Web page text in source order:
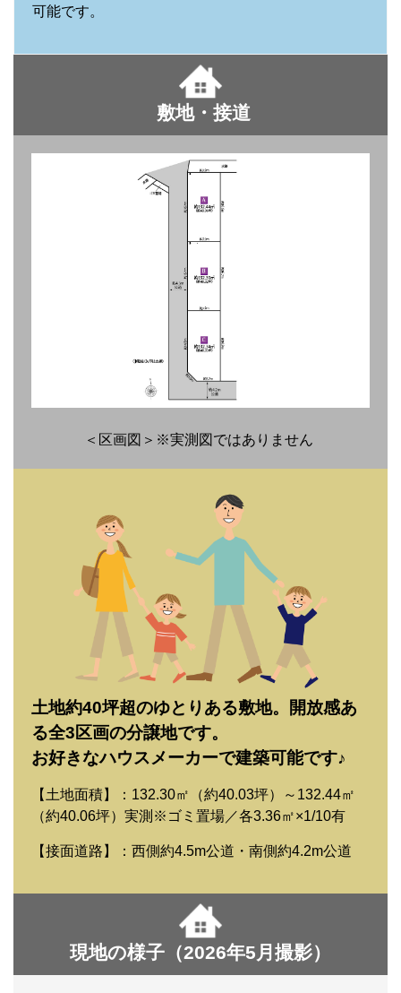
可能です。
敷地・接道
＜区画図＞※実測図ではありません
土地約40坪超のゆとりある敷地。開放感あ
る全3区画の分譲地です。
お好きなハウスメーカーで建築可能です♪
【土地面積】：132.30㎡（約40.03坪）～132.44㎡
（約40.06坪）実測※ゴミ置場／各3.36㎡×1/10有
【接面道路】：西側約4.5m公道・南側約4.2m公道
現地の様子（2026年5月撮影）